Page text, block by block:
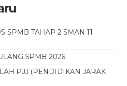
SPMB TAHAP 2 SMAN 11
SPMB 2026
PJJ (PENDIDIKAN JARAK